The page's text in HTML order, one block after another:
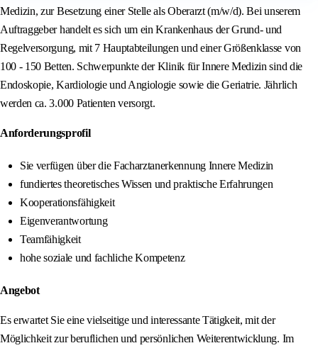
Medizin, zur Besetzung einer Stelle als Oberarzt (m/w/d). Bei unserem
Auftraggeber handelt es sich um ein Krankenhaus der Grund- und
Regelversorgung, mit 7 Hauptabteilungen und einer Größenklasse von
100 - 150 Betten. Schwerpunkte der Klinik für Innere Medizin sind die
Endoskopie, Kardiologie und Angiologie sowie die Geriatrie. Jährlich
werden ca. 3.000 Patienten versorgt.
Anforderungsprofil
Sie verfügen über die Facharztanerkennung Innere Medizin
fundiertes theoretisches Wissen und praktische Erfahrungen
Kooperationsfähigkeit
Eigenverantwortung
Teamfähigkeit
hohe soziale und fachliche Kompetenz
Angebot
Es erwartet Sie eine vielseitige und interessante Tätigkeit, mit der
Möglichkeit zur beruflichen und persönlichen Weiterentwicklung. Im